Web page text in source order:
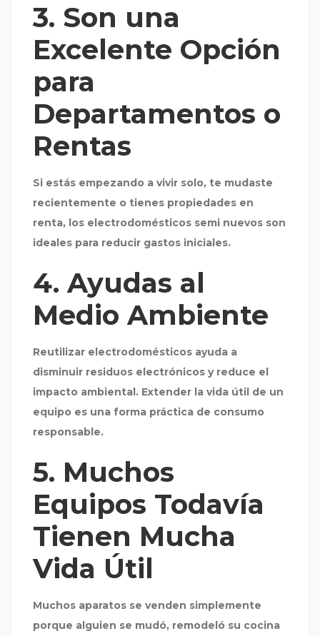
3. Son una
Excelente Opción
para
Departamentos o
Rentas
Si estás empezando a vivir solo, te mudaste
recientemente o tienes propiedades en
renta, los electrodomésticos semi nuevos son
ideales para reducir gastos iniciales.
4. Ayudas al
Medio Ambiente
Reutilizar electrodomésticos ayuda a
disminuir residuos electrónicos y reduce el
impacto ambiental. Extender la vida útil de un
equipo es una forma práctica de consumo
responsable.
5. Muchos
Equipos Todavía
Tienen Mucha
Vida Útil
Muchos aparatos se venden simplemente
porque alguien se mudó, remodeló su cocina